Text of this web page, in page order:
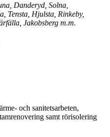
Danderyd, Solna,
Tensta, Hjulsta, Rinkeby,
Jakobsberg m.m.
och sanitetsarbeten,
samt rörisolering